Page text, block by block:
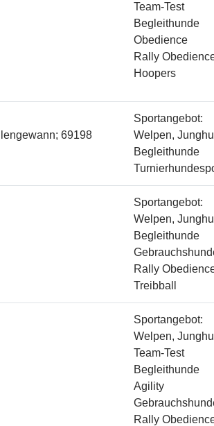
Team-Test
Begleithunde
Obedience
Rally
Hoopers
69198
Sportangebot:
Welpen,
Begleithunde
Sportangebot:
Welpen,
Begleithunde
Rally
Treibball
Sportangebot:
Welpen,
Team-Test
Begleithunde
Agility
Rally